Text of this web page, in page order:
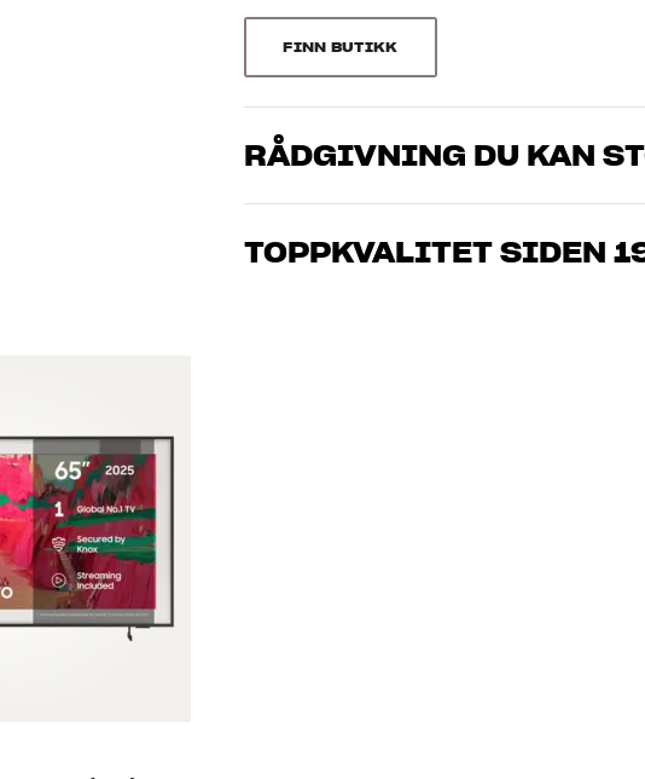
FINN BUTIKK
RÅDGIVNING DU KAN
Våre medarbeidere er ekte entusiaster som kjenner
og ditt budsjett best
TOPPKVALITET SIDEN